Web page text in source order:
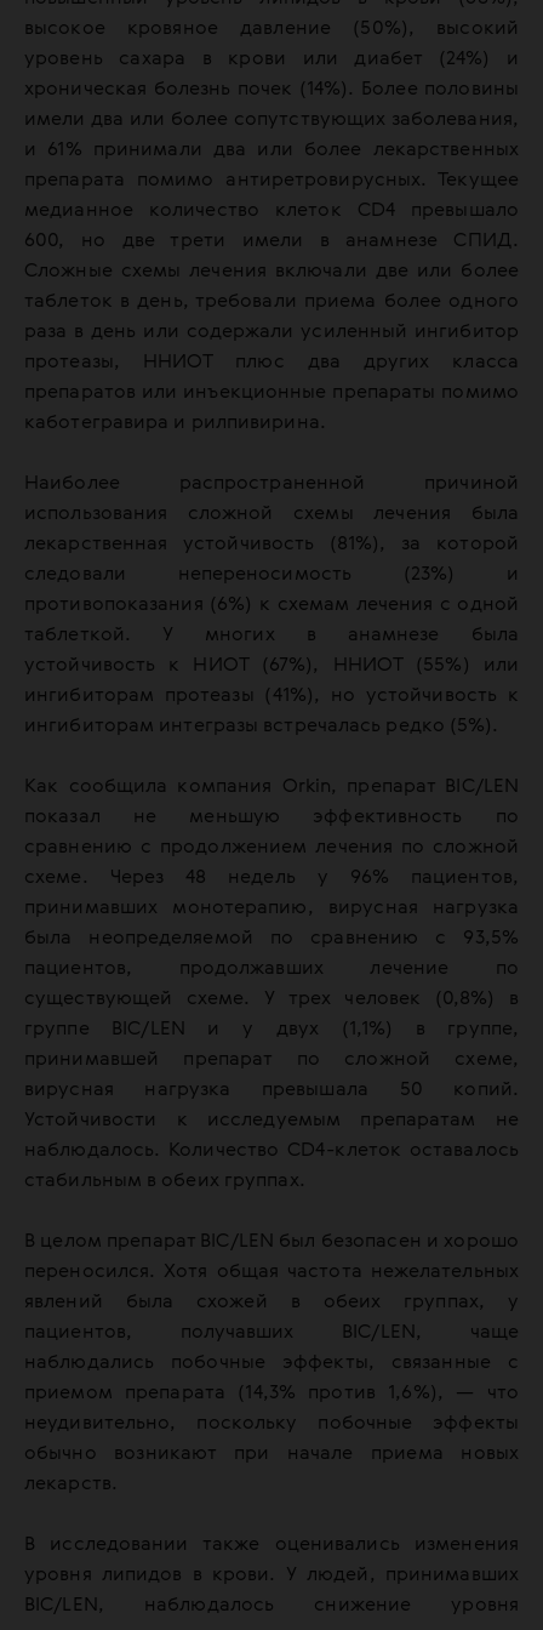
высокое кровяное давление (50%), высокий
уровень сахара в крови или диабет (24%) и
хроническая болезнь почек (14%). Более половины
имели два или более сопутствующих заболевания,
и 61% принимали два или более лекарственных
препарата помимо антиретровирусных. Текущее
медианное количество клеток CD4 превышало
600, но две трети имели в анамнезе СПИД.
Сложные схемы лечения включали две или более
таблеток в день, требовали приема более одного
раза в день или содержали усиленный ингибитор
протеазы, ННИОТ плюс два других класса
препаратов или инъекционные препараты помимо
каботегравира и рилпивирина.
Наиболее распространенной причиной
использования сложной схемы лечения была
лекарственная устойчивость (81%), за которой
следовали непереносимость (23%) и
противопоказания (6%) к схемам лечения с одной
таблеткой. У многих в анамнезе была
устойчивость к НИОТ (67%), ННИОТ (55%) или
ингибиторам протеазы (41%), но устойчивость к
ингибиторам интегразы встречалась редко (5%).
Как сообщила компания Orkin, препарат BIC/LEN
показал не меньшую эффективность по
сравнению с продолжением лечения по сложной
схеме. Через 48 недель у 96% пациентов,
принимавших монотерапию, вирусная нагрузка
была неопределяемой по сравнению с 93,5%
пациентов, продолжавших лечение по
существующей схеме. У трех человек (0,8%) в
группе BIC/LEN и у двух (1,1%) в группе,
принимавшей препарат по сложной схеме,
вирусная нагрузка превышала 50 копий.
Устойчивости к исследуемым препаратам не
наблюдалось. Количество CD4-клеток оставалось
стабильным в обеих группах.
В целом препарат BIC/LEN был безопасен и хорошо
переносился. Хотя общая частота нежелательных
явлений была схожей в обеих группах, у
пациентов, получавших BIC/LEN, чаще
наблюдались побочные эффекты, связанные с
приемом препарата (14,3% против 1,6%), — что
неудивительно, поскольку побочные эффекты
обычно возникают при начале приема новых
лекарств.
В исследовании также оценивались изменения
уровня липидов в крови. У людей, принимавших
BIC/LEN, наблюдалось снижение уровня